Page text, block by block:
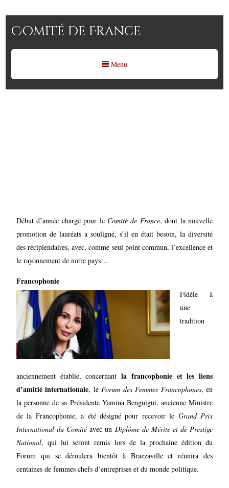
Comité de France
Menu
Début d’année chargé pour le Comité de France, dont la nouvelle
promotion de lauréats a souligné, s’il en était besoin, la diversité
des récipiendaires, avec, comme seul point commun, l’excellence et
le rayonnement de notre pays…
Francophonie
Fidèle à
une
tradition
anciennement établie, concernantla francophonie et les liens
d’amitié internationale, leForum des Femmes Francophones, en
la personne de sa Présidente Yamina Benguigui, ancienne Ministre
de la Francophonie, a été désigné pour recevoir le Grand Prix
International du Comité avec un Diplôme de Mérite et de Prestige
National, qui lui seront remis lors de la prochaine édition du
Forum qui se déroulera bientôt à Brazzaville et réunira des
centaines de femmes chefs d’entreprises et du monde politique.